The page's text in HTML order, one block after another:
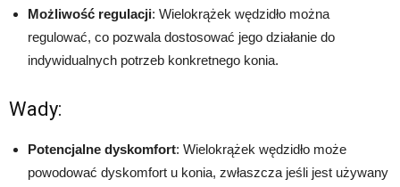
Możliwość regulacji: Wielokrążek wędzidło można
regulować, co pozwala dostosować jego działanie do
indywidualnych potrzeb konkretnego konia.
Wady:
Potencjalne dyskomfort: Wielokrążek wędzidło może
powodować dyskomfort u konia, zwłaszcza jeśli jest używany